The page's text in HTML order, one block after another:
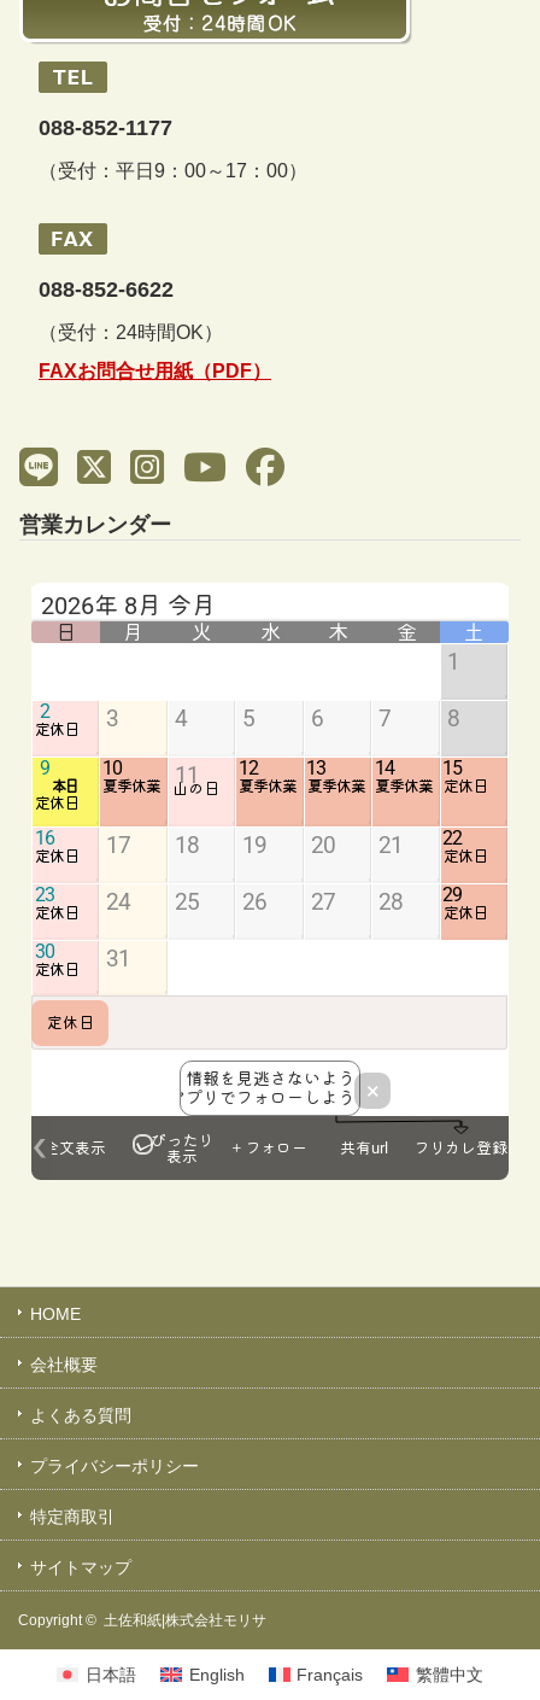
088-852-1177
（受付：平日9：00～17：00）
088-852-6622
（受付：24時間OK）
FAXお問合せ用紙（PDF）
営業カレンダー
HOME
会社概要
よくある質問
プライバシーポリシー
特定商取引
サイトマップ
Copyright © 土佐和紙|株式会社モリサ
日本語 English Français 繁體中文